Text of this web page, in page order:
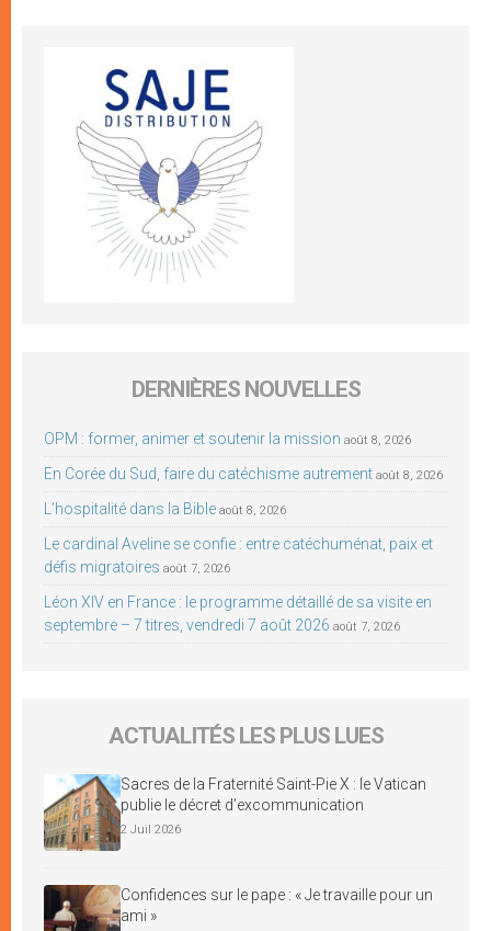
DERNIÈRES NOUVELLES
OPM : former, animer et soutenir la mission août 8, 2026
En Corée du Sud, faire du catéchisme autrement août 8, 2026
L’hospitalité dans la Bible août 8, 2026
Le cardinal Aveline se confie : entre catéchuménat, paix et
défis migratoires août 7, 2026
Léon XIV en France : le programme détaillé de sa visite en
septembre – 7 titres, vendredi 7 août 2026 août 7, 2026
ACTUALITÉS LES PLUS LUES
Sacres de la Fraternité Saint-Pie X : le Vatican
publie le décret d’excommunication
2 Juil 2026
Confidences sur le pape : « Je travaille pour un
ami »